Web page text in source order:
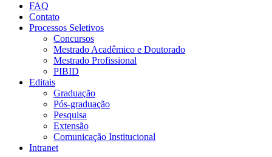
FAQ
Contato
Processos Seletivos
Concursos
Mestrado Acadêmico e Doutorado
Mestrado Profissional
PIBID
Editais
Graduação
Pós-graduação
Pesquisa
Extensão
Comunicação Institucional
Intranet